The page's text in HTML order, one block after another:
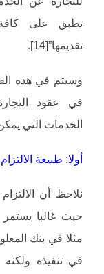
تطبق على
تقديمها”[14].
وسيتم في هذه
في عقود
الخدمات التي
أولا: طبيعة
نلاحظ أن
حيث غالبا يستمر
مثلا في بنك
في تنفيذه ولكنه